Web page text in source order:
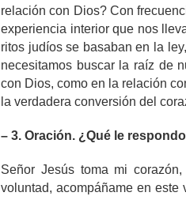
relación con Dios? Con
experiencia interior que nos
ritos judíos se basaban en la
necesitamos buscar la raíz de
con Dios, como en la relación
la verdadera conversión del
– 3. Oración. ¿Qué le
Señor Jesús toma mi
voluntad, acompáñame en